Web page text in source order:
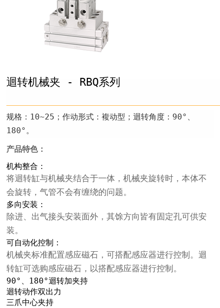
迴转机械夹 - RBQ系列
规格：10~25；作动形式：複动型；迴转角度：90°、
180°。
产品特色：
机构整合：
将迴转缸与机械夹结合于一体，机械夹旋转时，本体不
会旋转，气管不会有缠绕的问题。
多向安装：
除进、出气接头安装面外，其馀方向皆有固定孔可供安
装。
可自动化控制：
机械夹标准配置感应磁石，可搭配感应器进行控制。迴
转缸可选购感应磁石，以搭配感应器进行控制。
90°、180°迴转加夹持
迴转动作双出力
三爪中心夹持